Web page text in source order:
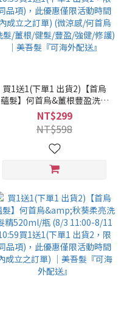
買1送1(下單1 出貨2)【首烏
蘊髮】何首烏&薑根豐盈洗髮
精520ml/瓶 (8/3 11:00-8/11
10:59買1送1(下單1 出貨2，
限同品項)，此優惠僅限活動
時間內成立之訂單) (微涼感/
強健/修護)｜美吾髮『可海外
NT$299
NT$598